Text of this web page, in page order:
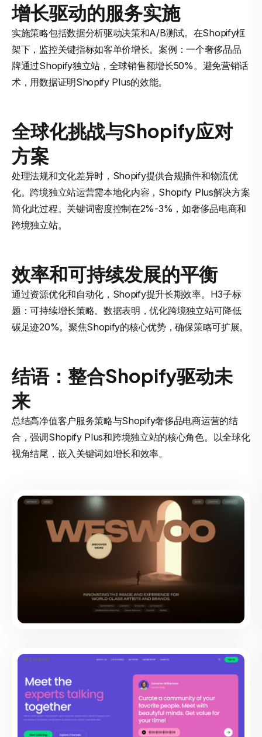
增长驱动的服务实施
实施策略包括数据分析驱动决策和A/B测试。在Shopify框
架下，监控关键指标如客单价增长。案例：一个奢侈品品
牌通过Shopify独立站，全球销售额增长50%。避免营销话
术，用数据证明Shopify Plus的效能。
全球化挑战与Shopify应对
方案
处理法规和文化差异时，Shopify提供合规插件和物流优
化。跨境独立站运营需本地化内容，Shopify Plus解决方案
简化此过程。关键词密度控制在2%-3%，如奢侈品电商和
跨境独立站。
效率和可持续发展的平衡
通过资源优化和自动化，Shopify提升长期效率。H3子标
题：可持续增长策略。数据表明，优化跨境独立站可降低
碳足迹20%。聚焦Shopify的核心优势，确保策略可扩展。
结语：整合Shopify驱动未
来
总结高净值客户服务策略与Shopify奢侈品电商运营的结
合，强调Shopify Plus和跨境独立站的核心角色。以全球化
视角结尾，嵌入关键词如增长和效率。